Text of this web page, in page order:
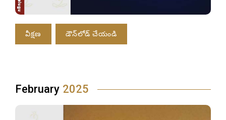
వీక్షణ డౌన్‌లోడ్ చేయండి
February 2025